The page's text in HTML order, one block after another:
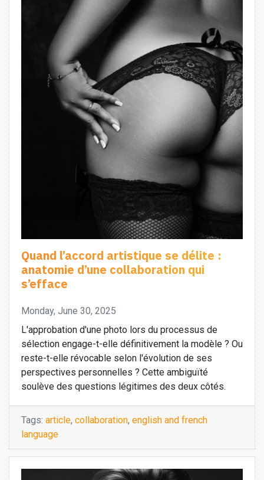
Quand l’accord artistique se délite :
anatomie d’une collaboration qui
s’efface
Monday, June 30, 2025
L'approbation d'une photo lors du processus de
sélection engage-t-elle définitivement la modèle ? Ou
reste-t-elle révocable selon l'évolution de ses
perspectives personnelles ? Cette ambiguïté
soulève des questions légitimes des deux côtés.
Tags: article, collaboration, english and french
language